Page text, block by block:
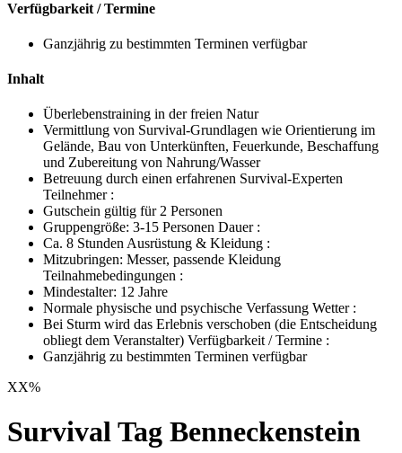
Verfügbarkeit / Termine
Ganzjährig zu bestimmten Terminen verfügbar
Inhalt
Überlebenstraining in der freien Natur
Vermittlung von Survival-Grundlagen wie Orientierung im
Gelände, Bau von Unterkünften, Feuerkunde, Beschaffung
und Zubereitung von Nahrung/Wasser
Betreuung durch einen erfahrenen Survival-Experten
Teilnehmer :
Gutschein gültig für 2 Personen
Gruppengröße: 3-15 Personen Dauer :
Ca. 8 Stunden Ausrüstung & Kleidung :
Mitzubringen: Messer, passende Kleidung
Teilnahmebedingungen :
Mindestalter: 12 Jahre
Normale physische und psychische Verfassung Wetter :
Bei Sturm wird das Erlebnis verschoben (die Entscheidung
obliegt dem Veranstalter) Verfügbarkeit / Termine :
Ganzjährig zu bestimmten Terminen verfügbar
XX%
Survival Tag Benneckenstein